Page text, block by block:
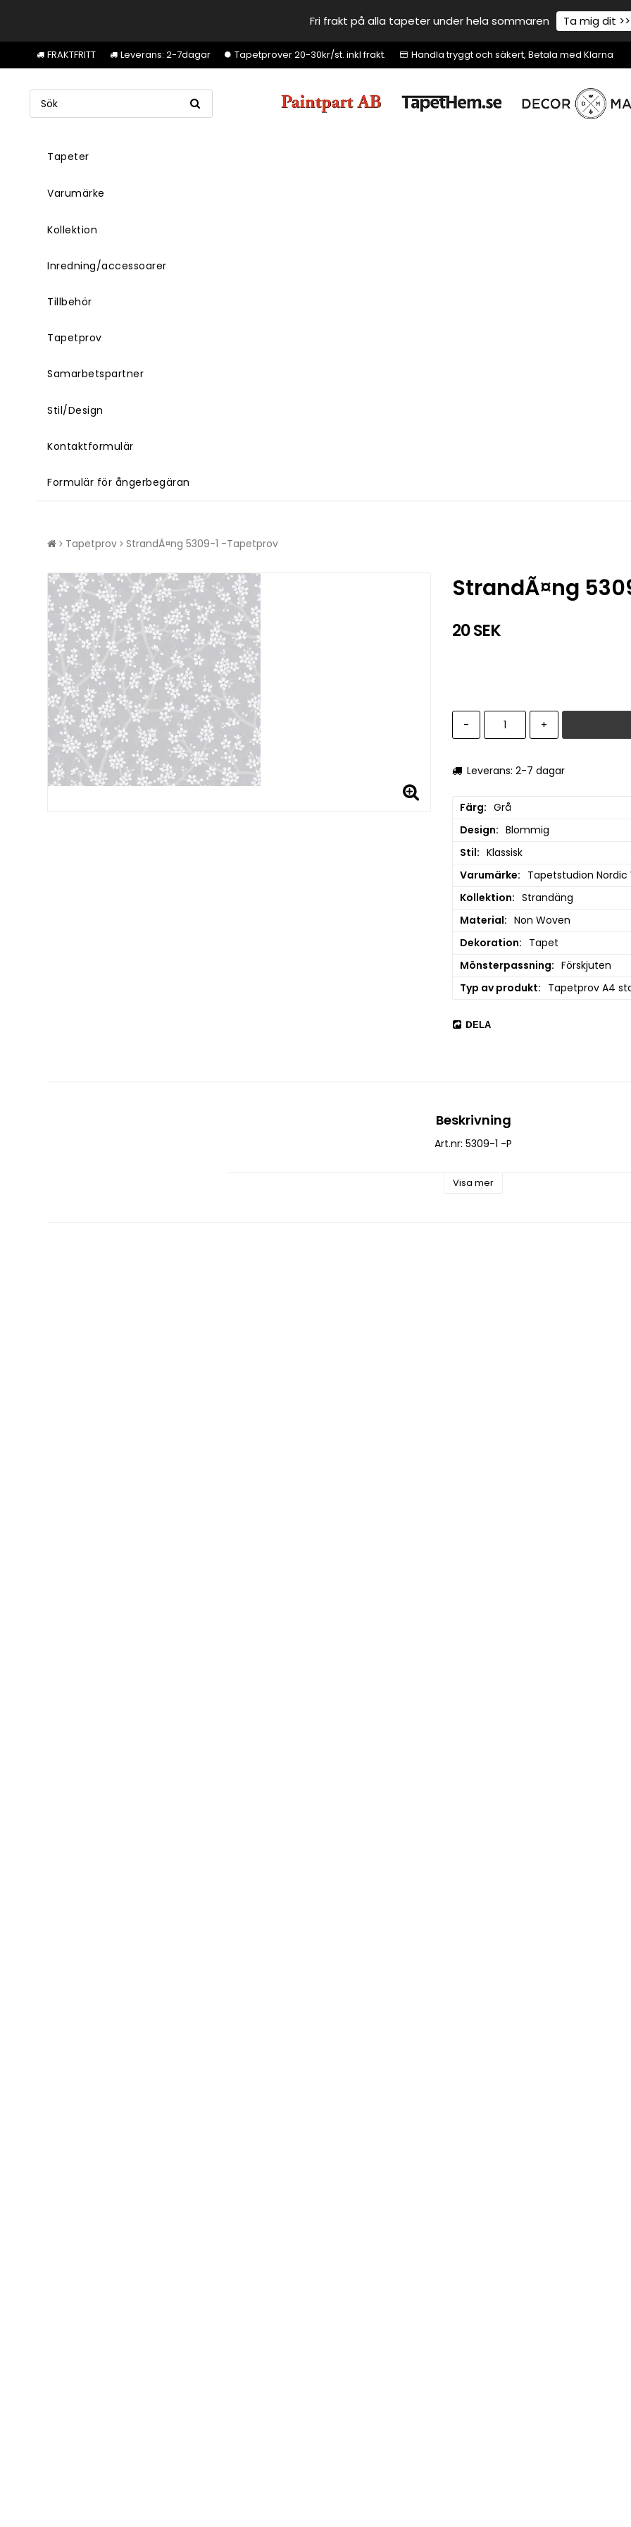
Fri frakt på alla tapeter under hela sommaren Ta mig dit >>
FRAKTFRITT Leverans: 2-7dagar Tapetprover 20-30kr/st. inkl frakt. Handla tryggt och säkert, Betala med Klarna
Tapeter
Varumärke
Kollektion
Inredning/accessoarer
Tillbehör
Tapetprov
Samarbetspartner
Stil/Design
Kontaktformulär
Formulär för ångerbegäran
Tapetprov StrandÃ¤ng 5309-1 -Tapetprov
StrandÃ¤ng
20 SEK
- +
Leverans: 2-7 dagar
Färg
Grå
Design
Blommig
Stil
Klassisk
Varumärke
Tapetstudion Nordic
Kollektion
Strandäng
Material
Non Woven
Dekoration
Tapet
Mönsterpassning
Förskjuten
Typ av produkt
Tapetprov A4
DELA
Beskrivning
Art.nr: 5309-1 -P
Visa mer